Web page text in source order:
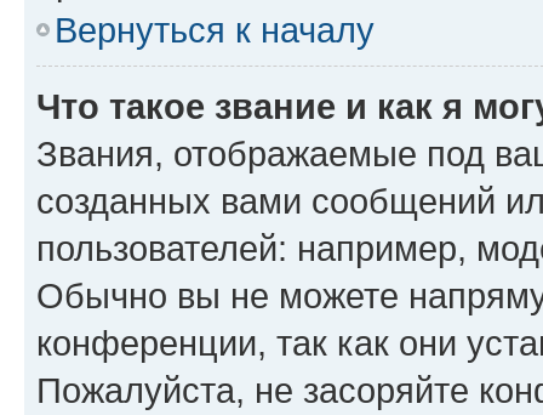
Вернуться к началу
Что такое звание и как я
Звания, отображаемые под
созданных вами сообщений
пользователей: например,
Обычно вы не можете
конференции, так как они
Пожалуйста, не засоряйте